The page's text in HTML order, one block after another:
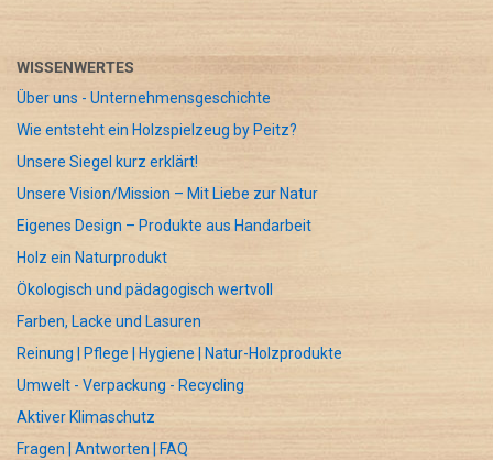
WISSENWERTES
Über uns - Unternehmensgeschichte
Wie entsteht ein Holzspielzeug by Peitz?
Unsere Siegel kurz erklärt!
Unsere Vision/Mission – Mit Liebe zur Natur
Eigenes Design – Produkte aus Handarbeit
Holz ein Naturprodukt
Ökologisch und pädagogisch wertvoll
Farben, Lacke und Lasuren
Reinung | Pflege | Hygiene | Natur-Holzprodukte
Umwelt - Verpackung - Recycling
Aktiver Klimaschutz
Fragen | Antworten | FAQ